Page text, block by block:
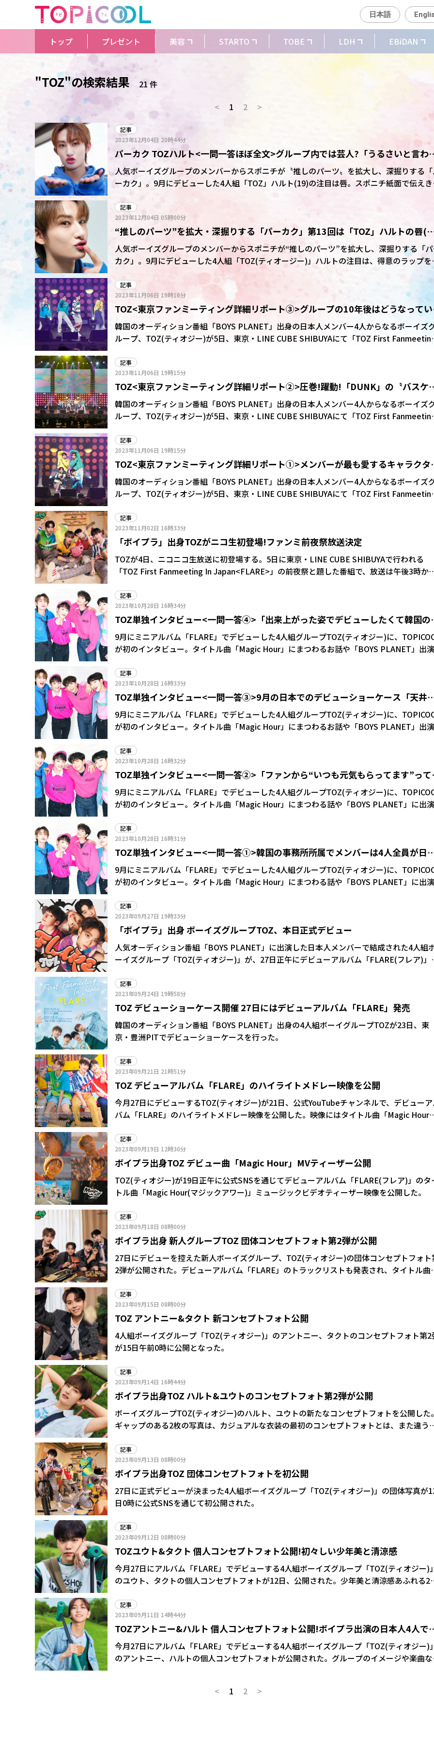
日本語
トップ プレゼント 美容 STARTO TOBE LDH EBiDAN
"TOZ"の検索結果
21 件
<
1 2 >
記事
2023年12月04日 20時44分
パーカク TOZハルト<一問一答ほぼ全文>グループ内では芸人?「うるさいと言わ
ます(笑い)」
人気ボーイズグループのメンバーからスポニチが〝推しのパーツ〟を拡大し、深掘りする
ーカク」。9月にデビューした4人組「TOZ」ハルト(19)の注目は唇。スポニチ紙面で伝えき
なかったハルトの言葉を、ほぼ全文お伝えする。
記事
2023年12月04日 05時00分
“推しのパーツ”を拡大・深掘りする「パーカク」第13回は「TOZ」ハルトの唇(
レゼントあり)
人気ボーイズグループのメンバーからスポニチが“推しのパーツ”を拡大し、深掘りする「
カク」。9月にデビューした4人組「TOZ(ティオージー)」ハルトの注目は、得意のラップを
で、常に振動を続ける唇です。
記事
2023年11月06日 19時16分
TOZ<東京ファンミーティング詳細リポート③>グループの10年後はどうなってい
る?
韓国のオーディション番組「BOYS PLANET」出身の日本人メンバー4人からなるボーイズ
ループ、TOZ(ティオジー)が5日、東京・LINE CUBE SHIBUYAにて「TOZ First
記事
2023年11月06日 19時15分
TOZ<東京ファンミーティング詳細リポート②>圧巻!躍動!「DUNK」の〝バスケ
ンス〟
韓国のオーディション番組「BOYS PLANET」出身の日本人メンバー4人からなるボーイズ
ループ、TOZ(ティオジー)が5日、東京・LINE CUBE SHIBUYAにて「TOZ First
記事
2023年11月06日 19時15分
TOZ<東京ファンミーティング詳細リポート①>メンバーが最も愛するキャラクタ
は…
韓国のオーディション番組「BOYS PLANET」出身の日本人メンバー4人からなるボーイズ
ループ、TOZ(ティオジー)が5日、東京・LINE CUBE SHIBUYAにて「TOZ First
記事
2023年11月02日 16時33分
「ボイプラ」出身TOZがニコ生初登場!ファンミ前夜祭放送決定
TOZが4日、ニコニコ生放送に初登場する。5日に東京・LINE CUBE SHIBUYAで行われる
「TOZ First Fanmeeting In Japan<FLARE>」の前夜祭と題した番組で、放送は午後3時か
記事
2023年10月28日 16時34分
TOZ単独インタビュー<一問一答④>「出来上がった姿でデビューしたくて韓国の
しいシステムに頼った」(プレゼントあり)
9月にミニアルバム「FLARE」でデビューした4人組グループTOZ(ティオジー)に、
が初のインタビュー。タイトル曲「Magic Hour」にまつわるお話や「BOYS PLANET」出演
でデビューしたい気持ちがあったんですか? タクト「僕はK-POPのアーティストさんたちのか
っこいい姿に憧れたから、自分も韓国に行って練習生になったらそうなれるのかなって思っ
て。韓国でデビューしたい!っていう気持ちよりも、先輩たちのようにかっこいい、出来上
った姿のアーティストとしてデビューしたいっていう気持ちがありました。そのために韓国
厳しいシステムに頼ったというか」 ――憧れていた頃の自分と比べて成長を感じますか? タクト
「今もまだまだですけど、渡韓する頃からは考えられないほどの成長を遂げていると思いま
す。オーディション動画とか見たら、何やってたんだろうって思っちゃいました(笑い)」 ユウ
ト「僕はずっとK-POPのダンススクールに通ってて、オーディションもめっちゃ受けてたん
すけど全然進んだことがなかったので『BOYS PLANET』に受かったのは本当にびっくりでし
た。最終審査を受けてから1週間くらい連絡がなかったからもう諦めてたんですけど、1カ月
くらいにポンってスマホに合格通知が来て、本当にびっくりしましたね」
記事
2023年10月28日 16時33分
TOZ単独インタビュー<一問一答③>9月の日本でのデビューショーケース「天井
割れて落ちてこないか心配になるくらいすごかった」(プレゼントあり)
9月にミニアルバム「FLARE」でデビューした4人組グループTOZ(ティオジー)に、
が初のインタビュー。タイトル曲「Magic Hour」にまつわるお話や「BOYS PLANET」出演
ューショーケースを行いました。どうでした? タクト「歓声がとにかく大きくて驚きました。
天井が割れて落ちてこないか心配になるくらいすごかったです」 アントニー「ステージに立
つことが夢だったんだなって改めて感じることができましたね。みんなのためにこれから
と頑張りたいって気持ちもより感じることができました」 ――皆さん、緊張するタイプ? アントニ
ー「わしは結構するタイプですね。特に大事な時に緊張しちゃう。本番までずっと台本と
てます。心配性なので」 ――緊張をほぐす方法はあるんですか? アントニー「好きな音楽を1回聴
いてリセットしたり、以前は背中叩いて!ってお願いして気合を入れることもありましたね」 ――
最近はラジオにも出演されてましたね。 アントニー「タクちゃんと2人で出演した番組は初め
ての生放送で緊張したんですけど、タクちゃんはラジオが大好きだから楽しんでたよね」 タク
ト「ラジオに出るのがずっと夢で」 アントニー「本当にすごい楽しそうな姿を見てるとわし
も嬉しくて、タクちゃんの夢の一つだったので叶ってよかったなぁって(笑顔)」 ――いつかタクト
DJの番組ができるといいですね。 タクト「冠番組を持ちたいです。TOZのオールナイト韓国!
トさんは初めてのオーディションだったと伺いました。有名な番組に出ることになったときの
気持ちはいかがでしたか? ユウト「同じシリーズのオーディション番組を全作見ながら夢を持
つようになったので、もちろんめちゃくちゃ出たいし、あのステージに立ちたいっていう気持
ちもあって挑戦したんですけど、全然受かると思ってなくて。ダメもとで受けてたので、最
まで通った時は本当に信じられなかったです」 タクト「最初はなんだか規模が大きすぎて頭
も大きいし、みんなめっちゃうまいし、どんどん頭が混乱しちゃって。最初のパフォーマンス
を終えてから最初の合宿が終わるまでの記憶がないです」 ――必死でがんばってたんですね。 タ
クト「もうがむしゃらにっていうか。自分ができることをがんばって最善を尽くしました」 ――
ト「クマの爪跡ぐらいの大きさは残せました!」 ――アントニーさんとハルトさんは2回目の挑戦だ
ったと思いますが、オーディション番組を通して学んだこと、得たものはありましたか? アン
トニー「『PRODUCE 101 JAPAN SEASON2』は個人的にはうまくいった方だったんですけ
ど、『BOYS PLANET』はミスが多くて満足のいく結果は残せませんでした。でも、どっちも
経験できたからこそ自分の弱点だったり、もっと伸ばせる部分や気づきが多かったので、それ
に関してはいっぱい学べたなと思っています。ちゃんと成長してる自分がいると感じました
ね」 ハルト「人生で一番必死に頑張ったなって自分で思えるぐらい、自分を苦しめながらも
最後の最後まで頑張ったので、全然悔いもないですし、あの経験があったからこそ“自分っ
た。みんな、自分の限界はここら辺って自分自身で決めつけちゃってるけど、やってみるまで
は、本当に何もわからないもんだなっていうのをすごい感じたんですよ。本当に楽しい思い出
になりましたね」
記事
2023年10月28日 16時32分
TOZ単独インタビュー<一問一答②>「ファンから“いつも元気もらってます”って
でも逆なんです。本当に感謝しています」(プレゼントあり)
9月にミニアルバム「FLARE」でデビューした4人組グループTOZ(ティオジー)に、
が初のインタビュー。タイトル曲「Magic Hour」にまつわる話や「BOYS PLANET」に出演
になった気持ちは? アントニー「リーダーって、ちょっと厳しいことを言うイメージじゃない
ですか。でも、自分は言えないタイプだから、ちゃんとできるか不安だったんですけど、今は
だんだん慣れてきて、少しずつリーダーらしくなってきたんじゃないかと思っています」 ――皆さ
ん、結構暴れん坊な感じですか? アントニー「こことここ(タクトとハルトを指差す)が…(笑
い)」 タクト「ユウトさんは大人しいけど僕とハルトさんがね(笑い)」 ハルト「いつも操って
もらってます」 アントニー「2(タクト&ハルト)、2(アントニー&ユウト)で調和されてます(笑
い)」 ――そんな皆さんの魅力がタイトル曲「Magic Hour」に凝縮されてますね。 アントニー
「まさしく。フレッシュな感じとかね。朝に聴くと、すごく元気になると思います!」 ――皆さん
が日常でマジックアワーを感じる瞬間はありますか? アントニー「朝シャワーをするのがルー
ティーンなんですけど、大好きな音楽を聞きながらシャワーをして、ちょっと歌うのが、わし
のマジックアワーですね。いつもその瞬間に幸せを感じてます。音楽が好きな人からすると
れが一番なんじゃないかなって思いますね」 タクト「僕は、4人で友達みたいな感じで一緒に
クト「カードゲームをして遊んでます」 アントニー「ドン・キホーテで売ってるカードゲー
ムとか、よくやってるよね」 ユウト「僕は普段から何も考えずに、ぼーっとしながら空を眺
めることが結構好きで。あの昼から夜に変わるタイミングのオレンジ色の空、あるじゃないで
すか。あの色の空がほんとに大好きで。ずっと見てられますね」 ハルト「僕はサイン会。この
ためにデビューを目指したんだって思えたので。ファンの皆さんとおしゃべりする時間はマジ
しゃぶ店さんに行ったんですけど、その2時間がとてもマジカルでした(一同笑い)。注文用の
タブレットをずっと触ってました(笑い)。おしゃべりも食べるのもどっちも大好きです!」 ――フ
ァンの皆さんと直接会える時間は特別でしょうね。 アントニー「ファンの皆さんから“いつも
記事
2023年10月28日 16時31分
TOZ単独インタビュー<一問一答①>韓国の事務所所属でメンバーは4人全員が日
人「仲の良さと明るさが目立つグループです」(プレゼントあり)
9月にミニアルバム「FLARE」でデビューした4人組グループTOZ(ティオジー)に、
が初のインタビュー。タイトル曲「Magic Hour」にまつわる話や「BOYS PLANET」に出演
願いします。 アントニー「TOZの親のようなリーダー、アントニーです!今日はよろしくお願
いします」 タクト「TOZの元気いっぱいマンネ(末っ子)、タクトです」 ユウト「ギャップが
魅力のTOZの縁の下の力持ち、ユウトです。よろしくお願いします」 ハルト「内から満ち溢れ
るエネルギーたくさんのハルトです。よろしくお願いします」 ――TOZはどんなグループ? アント
ニー「僕たちは韓国の事務所に所属していますが、日本人4人のメンバーで構成されていま
す。仲の良さと明るさが目立つグループだと思います!」 ――あだ名とか、メンバー同士での呼び
名は? アントニー「この前、わしとユウトが遊びに行った時にプリクラを久しぶりに撮って。
デザインする時にユウトがわしの名前を“とにー”って書いたんですけど、出てきたプリクラを
見たら“としこ”にしか見えなくて(笑い)」 ユウト「ひらがなで書いたんだよね(笑い)」 アント
ニー「それがちょっと気に入ったから、これからは“としこ”って言おうかな(笑い)」 タクト
「としこさん」
記事
2023年09月27日 19時33分
「ボイプラ」出身 ボーイズグループTOZ、本日正式デビュー
人気オーディション番組「BOYS PLANET」に出演した日本人メンバーで結成された4人組
ーイズグループ「TOZ(ティオジー)」が、27日正午にデビューアルバム「FLARE(フレア)」
ックビデオが公開され、「デビューおめでとう!」「デビュー曲最高!」など、早速ファンたち
からの応援コメントが寄せられている。
記事
2023年09月24日 19時58分
TOZ デビューショーケース開催 27日にはデビューアルバム「FLARE」発売
韓国のオーディション番組「BOYS PLANET」出身の4人組ボーイグループTOZが23日、東
京・豊洲PITでデビューショーケースを行った。
記事
2023年09月21日 21時51分
TOZ デビューアルバム「FLARE」のハイライトメドレー映像を公開
今月27日にデビューするTOZ(ティオジー)が21日、公式YouTubeチャンネルで、デビュー
バム「FLARE」のハイライトメドレー映像を公開した。映像にはタイトル曲「Magic Hour
ボードゲーム風の画面に曲名が配され、コマが進むにつれて各曲が流れる構成。ファンの目と
耳を同時に虜(とりこ)にする趣向だ。
記事
2023年09月19日 12時30分
ボイプラ出身TOZ デビュー曲「Magic Hour」MVティーザー公開
TOZ(ティオジー)が19日正午に公式SNSを通じてデビューアルバム「FLARE(フレア)」のタ
トル曲「Magic Hour(マジックアワー)」ミュージックビデオティーザー映像を公開した。
記事
2023年09月18日 08時00分
ボイプラ出身 新人グループTOZ 団体コンセプトフォト第2弾が公開
27日にデビューを控えた新人ボーイズグループ、TOZ(ティオジー)の団体コンセプトフォト
2弾が公開された。デビューアルバム「FLARE」のトラックリストも発表され、タイトル曲
Peach(ピーチピッチ)」が含まれていることが明らかになり、ファンの期待がより一層高まっ
ている。
記事
2023年09月15日 08時00分
TOZ アントニー&タクト 新コンセプトフォト公開
4人組ボーイズグループ「TOZ(ティオジー)」のアントニー、タクトのコンセプトフォト第2
が15日午前0時に公開となった。
記事
2023年09月14日 16時44分
ボイプラ出身TOZ ハルト&ユウトのコンセプトフォト第2弾が公開
ボーイズグループTOZ(ティオジー)のハルト、ユウトの新たなコンセプトフォトを公開した。
ギャップのある2枚の写真は、カジュアルな衣装の最初のコンセプトフォトとは、また違う
記事
2023年09月13日 08時00分
ボイプラ出身TOZ 団体コンセプトフォトを初公開
27日に正式デビューが決まった4人組ボーイズグループ「TOZ(ティオジー)」の団体写真が
日0時に公式SNSを通じて初公開された。
記事
2023年09月12日 08時00分
TOZユウト&タクト 個人コンセプトフォト公開!初々しい少年美と清涼感
今月27日にアルバム「FLARE」でデビューする4人組ボーイズグループ「TOZ(ティオジー)」
のユウト、タクトの個人コンセプトフォトが12日、公開された。少年美と清涼感あふれる2
記事
2023年09月11日 14時44分
TOZアントニー&ハルト 個人コンセプトフォト公開!ボイプラ出演の日本人4人で
成グループ
今月27日にアルバム「FLARE」でデビューする4人組ボーイズグループ「TOZ(ティオジー)」
のアントニー、ハルトの個人コンセプトフォトが公開された。グループのイメージや楽曲な
< 1 2 >